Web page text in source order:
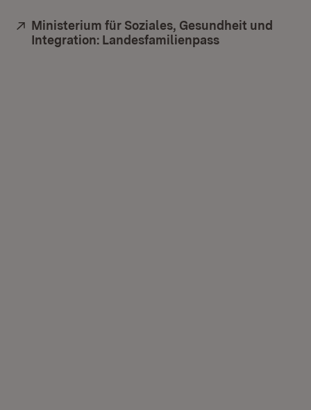
Extern:
Ministerium für Soziales, Gesundheit und
Integration: Landesfamilienpass